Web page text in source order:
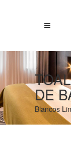
DE
Blancos